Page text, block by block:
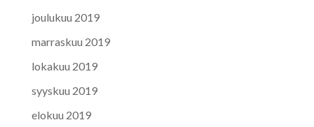
joulukuu 2019
marraskuu 2019
lokakuu 2019
syyskuu 2019
elokuu 2019